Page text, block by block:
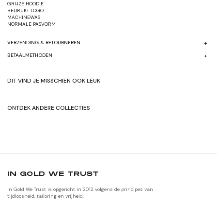
GRIJZE HOODIE
BEDRUKT LOGO
MACHINEWAS
NORMALE PASVORM
VERZENDING & RETOURNEREN
BETAALMETHODEN
DIT VIND JE MISSCHIEN OOK LEUK
ONTDEK ANDERE COLLECTIES
IN GOLD WE TRUST
In Gold We Trust is opgericht in 2012 volgens de principes van
tijdloosheid, tailoring en vrijheid.